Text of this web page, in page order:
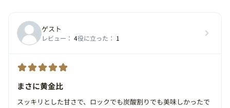
ゲスト
レビュー： 4役に立った： 1
まさに黄金比
スッキリとした甘さで、ロックでも炭酸割りでも美味しかったで